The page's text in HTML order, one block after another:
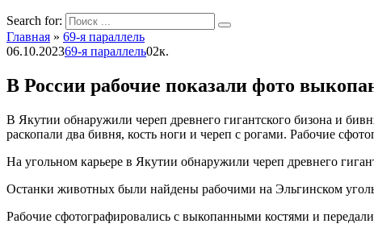
Search for:
Главная » 69-я параллель
06.10.202369-я параллель02к.
В России рабочие показали фото
В Якутии обнаружили череп древнего гигантского бизона и
раскопали два бивня, кость ноги и череп с рогами. Рабочие
На угольном карьере в Якутии обнаружили череп древнего
Останки животных были найдены рабочими на Эльгинском
Рабочие сфотографировались с выкопанными костями и